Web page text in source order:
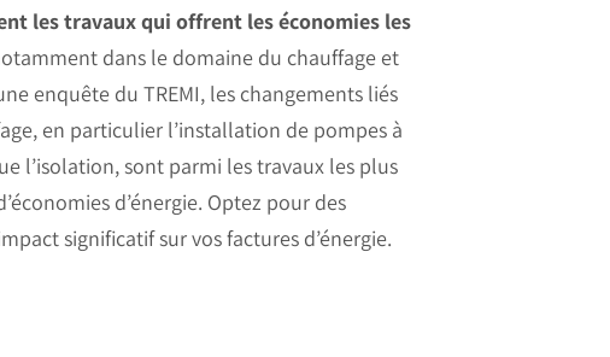
les travaux qui offrent les économies les
dans le domaine du chauffage et
enquête du TREMI, les changements liés
en particulier l’installation de pompes à
l’isolation, sont parmi les travaux les plus
d’énergie. Optez pour des
significatif sur vos factures d’énergie.